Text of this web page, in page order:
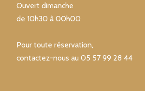
Ouvert dimanche
de 10h30 à 00h00
Pour toute réservation,
contactez-nous au 05 57 99 28 44